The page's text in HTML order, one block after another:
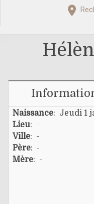
Naissance: Jeudi 1
Lieu: -
Ville: -
Père: -
Mère: -